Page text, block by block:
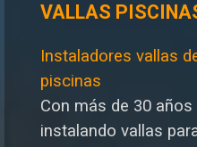
VALLAS
Instaladores vallas
piscinas
Con más de 30
instalando vallas